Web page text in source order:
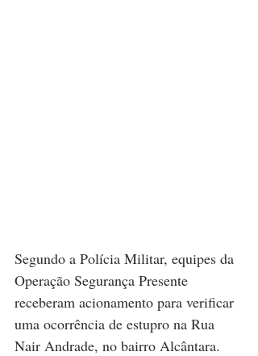
Segundo a Polícia Militar, equipes da
Operação Segurança Presente
receberam acionamento para verificar
uma ocorrência de estupro na Rua
Nair Andrade, no bairro Alcântara.